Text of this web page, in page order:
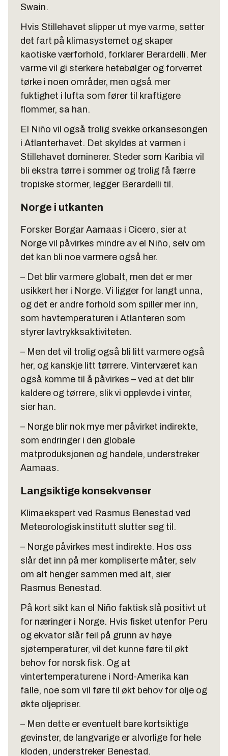
Swain.
Hvis Stillehavet slipper ut mye varme, setter
det fart på klimasystemet og skaper
kaotiske værforhold, forklarer Berardelli. Mer
varme vil gi sterkere hetebølger og forverret
tørke i noen områder, men også mer
fuktighet i lufta som fører til kraftigere
flommer, sa han.
El Niño vil også trolig svekke orkansesongen
i Atlanterhavet. Det skyldes at varmen i
Stillehavet dominerer. Steder som Karibia vil
bli ekstra tørre i sommer og trolig få færre
tropiske stormer, legger Berardelli til.
Norge i utkanten
Forsker Borgar Aamaas i Cicero, sier at
Norge vil påvirkes mindre av el Niño, selv om
det kan bli noe varmere også her.
– Det blir varmere globalt, men det er mer
usikkert her i Norge. Vi ligger for langt unna,
og det er andre forhold som spiller mer inn,
som havtemperaturen i Atlanteren som
styrer lavtrykksaktiviteten.
– Men det vil trolig også bli litt varmere også
her, og kanskje litt tørrere. Vinterværet kan
også komme til å påvirkes – ved at det blir
kaldere og tørrere, slik vi opplevde i vinter,
sier han.
– Norge blir nok mye mer påvirket indirekte,
som endringer i den globale
matproduksjonen og handele, understreker
Aamaas.
Langsiktige konsekvenser
Klimaekspert ved Rasmus Benestad ved
Meteorologisk institutt slutter seg til.
– Norge påvirkes mest indirekte. Hos oss
slår det inn på mer kompliserte måter, selv
om alt henger sammen med alt, sier
Rasmus Benestad.
På kort sikt kan el Niño faktisk slå positivt ut
for næringer i Norge. Hvis fisket utenfor Peru
og ekvator slår feil på grunn av høye
sjøtemperaturer, vil det kunne føre til økt
behov for norsk fisk. Og at
vintertemperaturene i Nord-Amerika kan
falle, noe som vil føre til økt behov for olje og
økte oljepriser.
– Men dette er eventuelt bare kortsiktige
gevinster, de langvarige er alvorlige for hele
kloden, understreker Benestad.